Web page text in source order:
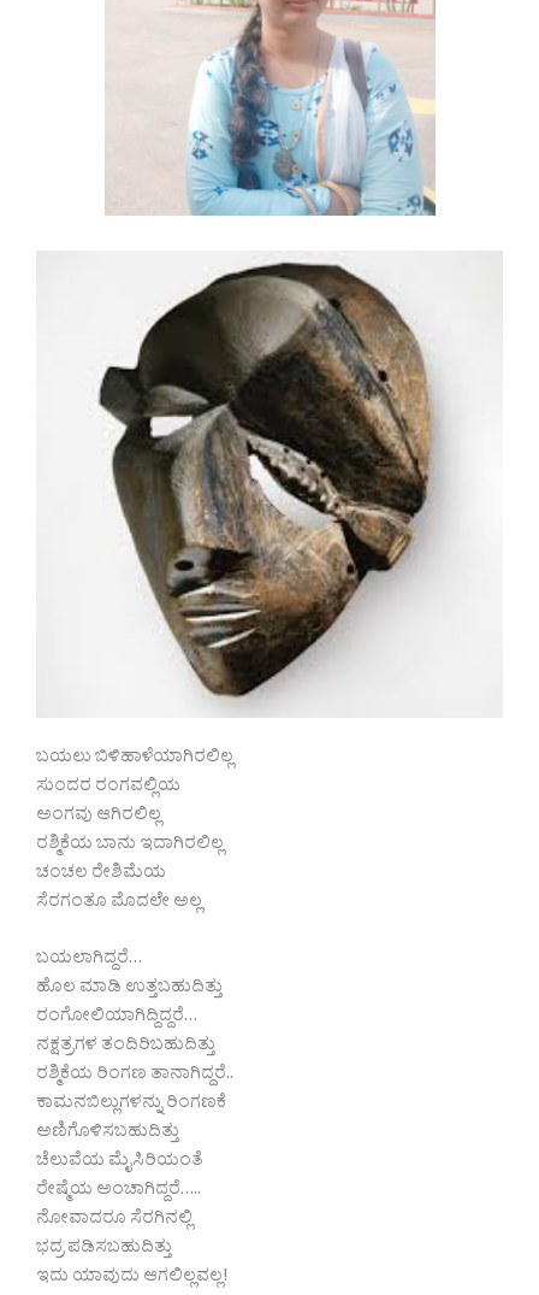
ಬಯಲು ಬಿಳಿಹಾಳೆಯಾಗಿರಲಿಲ್ಲ
ಸುಂದರ ರಂಗವಲ್ಲಿಯ
ಅಂಗವು ಆಗಿರಲಿಲ್ಲ
ರಶ್ಮಿಕೆಯ ಬಾನು ಇದಾಗಿರಲಿಲ್ಲ
ಚಂಚಲ ರೇಶಿಮೆಯ
ಸೆರಗಂತೂ ಮೊದಲೇ ಅಲ್ಲ
ಬಯಲಾಗಿದ್ದರೆ…
ಹೊಲ ಮಾಡಿ ಉತ್ತಬಹುದಿತ್ತು
ರಂಗೋಲಿಯಾಗಿದ್ದಿದ್ದರೆ…
ನಕ್ಷತ್ರಗಳ ತಂದಿರಿಬಹುದಿತ್ತು
ರಶ್ಮಿಕೆಯ ರಿಂಗಣ ತಾನಾಗಿದ್ದರೆ..
ಕಾಮನಬಿಲ್ಲುಗಳನ್ನು ರಿಂಗಣಕೆ
ಅಣಿಗೊಳಿಸಬಹುದಿತ್ತು
ಚೆಲುವೆಯ ಮೈಸಿರಿಯಂತೆ
ರೇಷ್ಮೆಯ ಅಂಚಾಗಿದ್ದರೆ…..
ನೋವಾದರೂ ಸೆರಗಿನಲ್ಲಿ
ಭದ್ರ ಪಡಿಸಬಹುದಿತ್ತು
ಇದು ಯಾವುದು ಆಗಲಿಲ್ಲವಲ್ಲ!